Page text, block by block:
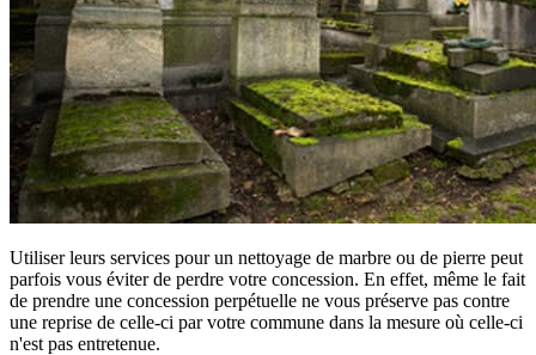
Utiliser leurs services pour un nettoyage de marbre ou de pierre peut
parfois vous éviter de perdre votre concession. En effet, même le fait
de prendre une concession perpétuelle ne vous préserve pas contre
une reprise de celle-ci par votre commune dans la mesure où celle-ci
n'est pas entretenue.